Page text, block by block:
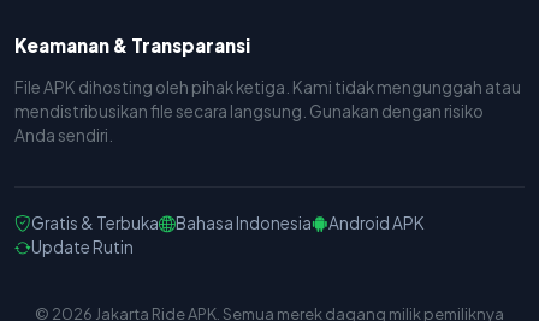
Keamanan & Transparansi
File APK dihosting oleh pihak ketiga. Kami tidak mengunggah atau
mendistribusikan file secara langsung. Gunakan dengan risiko
Anda sendiri.
Gratis & Terbuka Bahasa Indonesia
Android APK
Update Rutin
© 2026 Jakarta Ride APK. Semua merek dagang milik pemiliknya